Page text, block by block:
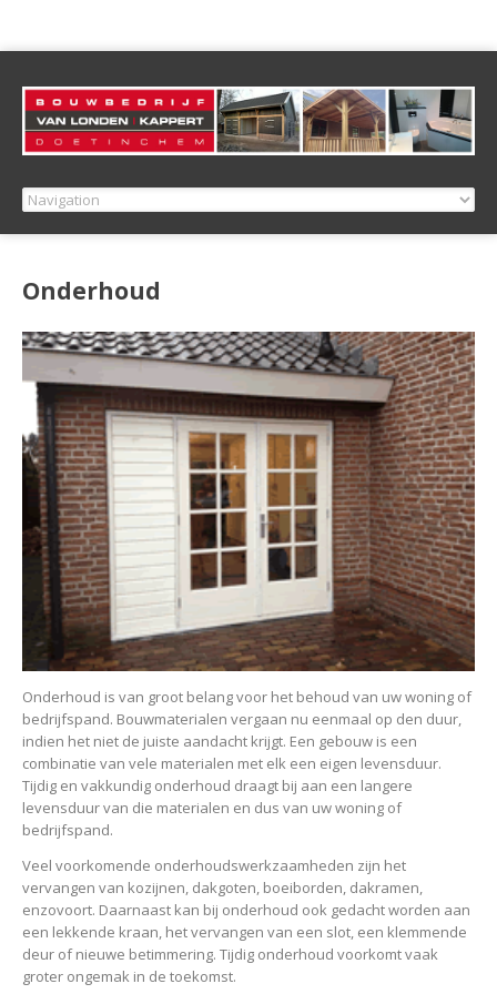
Onderhoud
Onderhoud is van groot belang voor het behoud van uw woning of
bedrijfspand. Bouwmaterialen vergaan nu eenmaal op den duur,
indien het niet de juiste aandacht krijgt. Een gebouw is een
combinatie van vele materialen met elk een eigen levensduur.
Tijdig en vakkundig onderhoud draagt bij aan een langere
levensduur van die materialen en dus van uw woning of
bedrijfspand.
Veel voorkomende onderhoudswerkzaamheden zijn het
vervangen van kozijnen, dakgoten, boeiborden, dakramen,
enzovoort. Daarnaast kan bij onderhoud ook gedacht worden aan
een lekkende kraan, het vervangen van een slot, een klemmende
deur of nieuwe betimmering. Tijdig onderhoud voorkomt vaak
groter ongemak in de toekomst.